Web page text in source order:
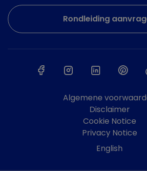
Rondleiding
Algemene
Disclaimer
Cookie Notice
Privacy Notice
English